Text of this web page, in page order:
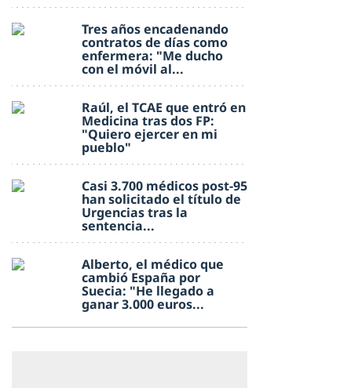
Tres años encadenando
contratos de días como
enfermera: "Me ducho
con el móvil al...
Raúl, el TCAE que entró en
Medicina tras dos FP:
"Quiero ejercer en mi
pueblo"
Casi 3.700 médicos post-95
han solicitado el título de
Urgencias tras la
sentencia...
Alberto, el médico que
cambió España por
Suecia: "He llegado a
ganar 3.000 euros...